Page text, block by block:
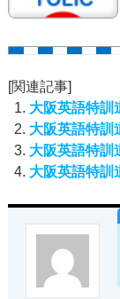
[関連記事]
大阪英語特
大阪英語特
大阪英語特
大阪英語特